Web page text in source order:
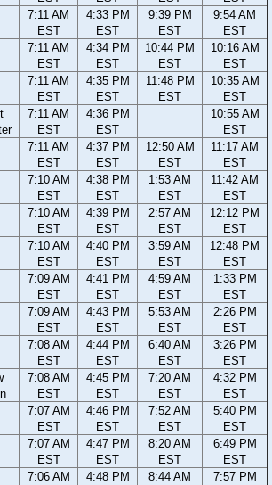
7:11 AM
EST
4:33 PM
EST
9:39 PM
EST
9:54 AM
EST
7:11 AM
EST
4:34 PM
EST
10:44 PM
EST
10:16 AM
EST
7:11 AM
EST
4:35 PM
EST
11:48 PM
EST
10:35 AM
EST
7:11 AM
EST
4:36 PM
EST
10:55 AM
EST
7:11 AM
EST
4:37 PM
EST
12:50 AM
EST
11:17 AM
EST
7:10 AM
EST
4:38 PM
EST
1:53 AM
EST
11:42 AM
EST
7:10 AM
EST
4:39 PM
EST
2:57 AM
EST
12:12 PM
EST
7:10 AM
EST
4:40 PM
EST
3:59 AM
EST
12:48 PM
EST
7:09 AM
EST
4:41 PM
EST
4:59 AM
EST
1:33 PM
EST
7:09 AM
EST
4:43 PM
EST
5:53 AM
EST
2:26 PM
EST
7:08 AM
EST
4:44 PM
EST
6:40 AM
EST
3:26 PM
EST
7:08 AM
EST
4:45 PM
EST
7:20 AM
EST
4:32 PM
EST
7:07 AM
EST
4:46 PM
EST
7:52 AM
EST
5:40 PM
EST
7:07 AM
EST
4:47 PM
EST
8:20 AM
EST
6:49 PM
EST
7:06 AM
4:48 PM
8:44 AM
7:57 PM